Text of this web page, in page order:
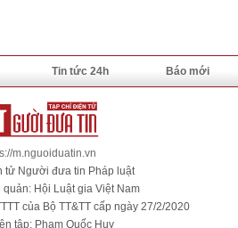
Tin tức 24h Báo mới
m.nguoiduatin.vn
tử Người đưa tin Pháp luật
Hội Luật gia Việt Nam
của Bộ TT&TT cấp ngày 27/2/2020
tập: Phạm Quốc Huy